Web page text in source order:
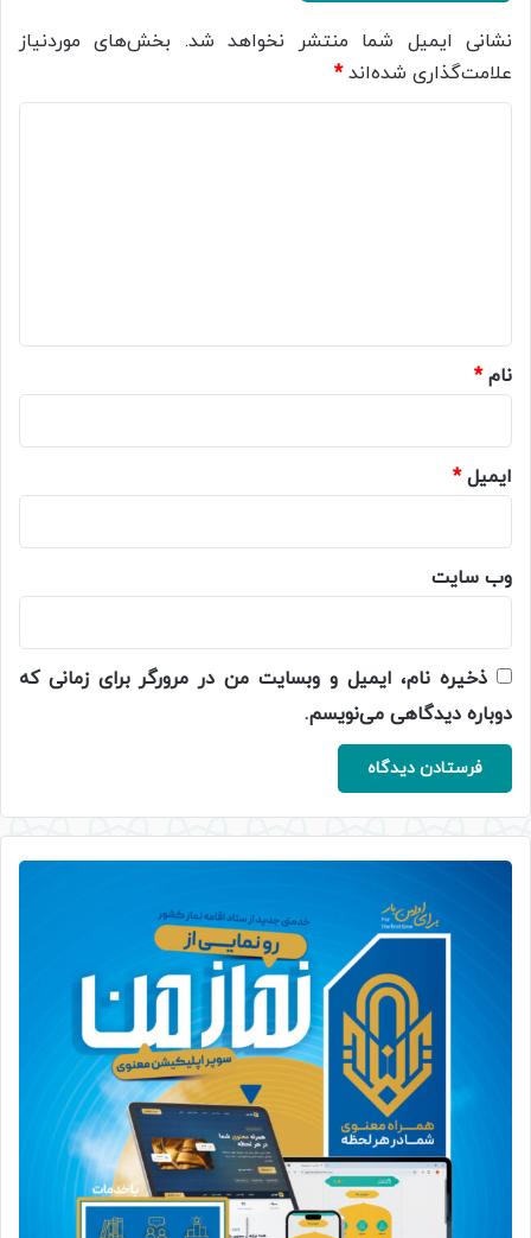
نشانی ایمیل شما منتشر نخواهد شد. بخش‌های موردنیاز
علامت‌گذاری شده‌اند*
نام*
ایمیل*
وب‌ سایت
ذخیره نام، ایمیل و وبسایت من در مرورگر برای زمانی که
دوباره دیدگاهی می‌نویسم.